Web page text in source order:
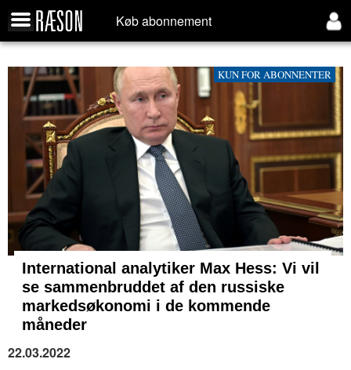
Køb abonnement
KUN FOR ABONNENTER
International analytiker Max Hess: Vi vil
se sammenbruddet af den russiske
markedsøkonomi i de kommende
måneder
22.03.2022